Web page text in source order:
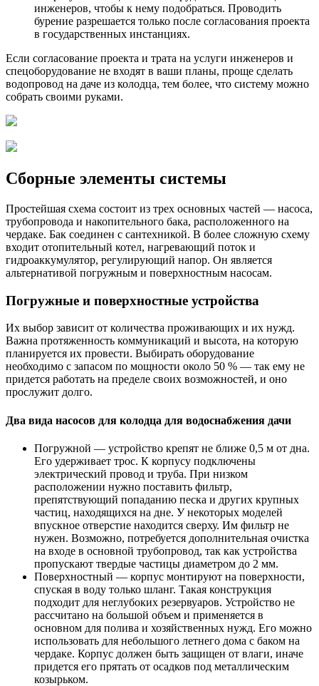
инженеров, чтобы к нему подобраться. Проводить
бурение разрешается только после согласования проекта
в государственных инстанциях.
Если согласование проекта и трата на услуги инженеров и
спецоборудование не входят в ваши планы, проще сделать
водопровод на даче из колодца, тем более, что систему можно
собрать своими руками.
Сборные элементы системы
Простейшая схема состоит из трех основных частей — насоса,
трубопровода и накопительного бака, расположенного на
чердаке. Бак соединен с сантехникой. В более сложную схему
входит отопительный котел, нагревающий поток и
гидроаккумулятор, регулирующий напор. Он является
альтернативой погружным и поверхностным насосам.
Погружные и поверхностные устройства
Их выбор зависит от количества проживающих и их нужд.
Важна протяженность коммуникаций и высота, на которую
планируется их провести. Выбирать оборудование
необходимо с запасом по мощности около 50 % — так ему не
придется работать на пределе своих возможностей, и оно
прослужит долго.
Два вида насосов для колодца для водоснабжения дачи
Погружной — устройство крепят не ближе 0,5 м от дна.
Его удерживает трос. К корпусу подключены
электрический провод и труба. При низком
расположении нужно поставить фильтр,
препятствующий попаданию песка и других крупных
частиц, находящихся на дне. У некоторых моделей
впускное отверстие находится сверху. Им фильтр не
нужен. Возможно, потребуется дополнительная очистка
на входе в основной трубопровод, так как устройства
пропускают твердые частицы диаметром до 2 мм.
Поверхностный — корпус монтируют на поверхности,
спуская в воду только шланг. Такая конструкция
подходит для неглубоких резервуаров. Устройство не
рассчитано на большой объем и применяется в
основном для полива и хозяйственных нужд. Его можно
использовать для небольшого летнего дома с баком на
чердаке. Корпус должен быть защищен от влаги, иначе
придется его прятать от осадков под металлическим
козырьком.